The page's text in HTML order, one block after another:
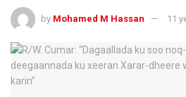
by Mohamed M Hassan 11